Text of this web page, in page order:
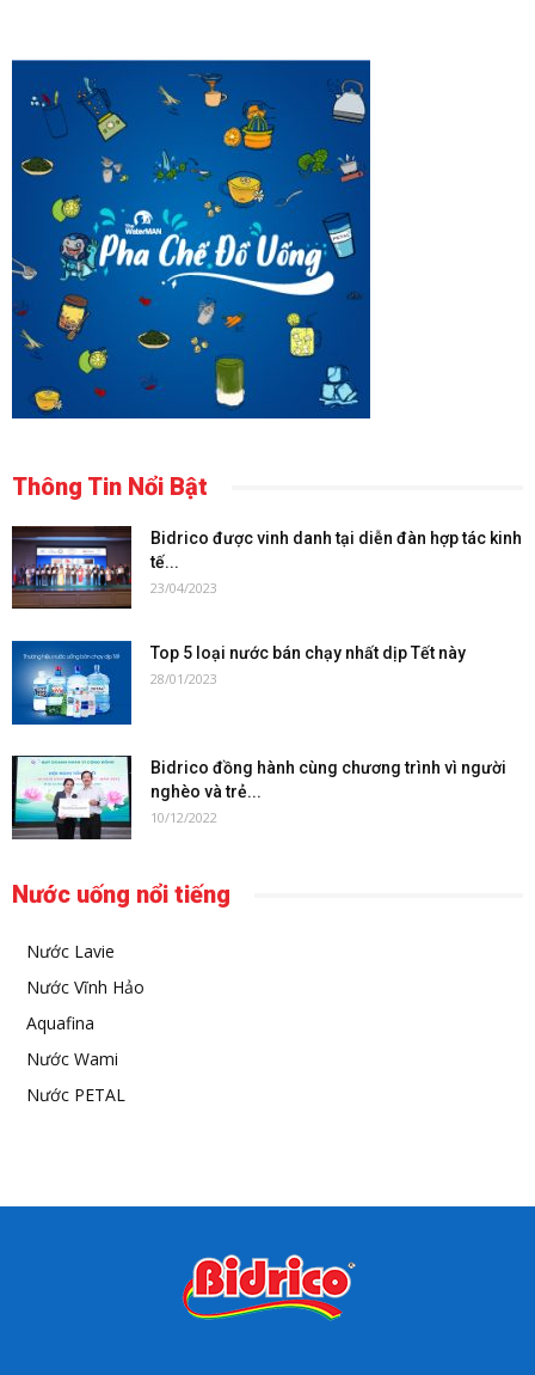
Thông Tin Nổi Bật
Bidrico được vinh danh tại diễn đàn hợp tác kinh
tế...
23/04/2023
Top 5 loại nước bán chạy nhất dịp Tết này
28/01/2023
Bidrico đồng hành cùng chương trình vì người
nghèo và trẻ...
10/12/2022
Nước uống nổi tiếng
Nước Lavie
Nước Vĩnh Hảo
Aquafina
Nước Wami
Nước PETAL